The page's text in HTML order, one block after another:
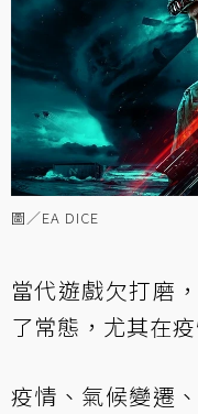
圖／EA DICE
當代遊戲欠打磨
了常態，尤其在
疫情、氣候變遷